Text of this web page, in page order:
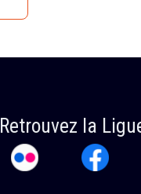
Retrouvez la